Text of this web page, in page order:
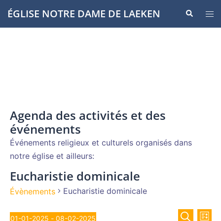
Aller
auÉGLISE NOTRE DAME DE LAEKEN
le
Agenda des activités et des
événements
Événements religieux et culturels organisés dans
notre église et ailleurs:
Eucharistie dominicale
Évènements Eucharistie dominicale
Évènements
01-01-2025 - 08-02-2025